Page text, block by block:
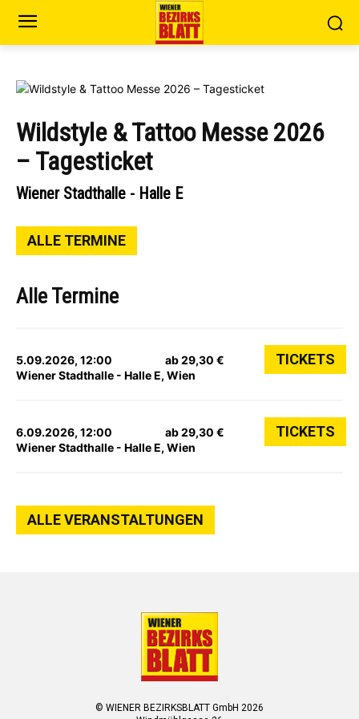
Wildstyle & Tattoo Messe 2026
– Tagesticket
Wiener Stadthalle - Halle E
ALLE TERMINE
Alle Termine
5.09.2026, 12:00
Wiener Stadthalle - Halle E, Wien
ab 29,30 € TICKETS
6.09.2026, 12:00
Wiener Stadthalle - Halle E, Wien
ab 29,30 € TICKETS
ALLE VERANSTALTUNGEN
© WIENER BEZIRKSBLATT GmbH 2026